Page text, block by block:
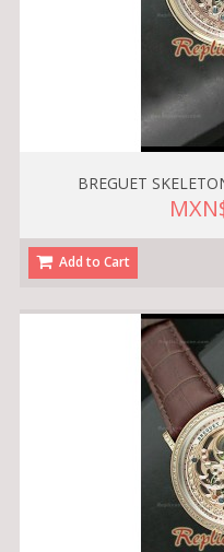
BREGUET
Add to Cart